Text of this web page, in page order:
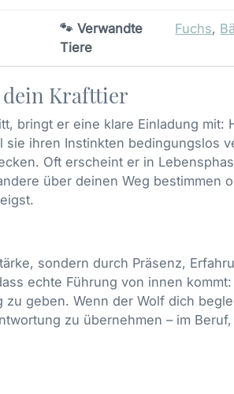
🐾 Verwandte
Tiere
Fuchs,
dein Krafttier
bringt er eine klare Einladung mit:
ihren Instinkten bedingungslos
Oft erscheint er in
über deinen Weg bestimmen
sondern durch Präsenz,
echte Führung von innen
zu geben. Wenn der Wolf dich
zu übernehmen – im